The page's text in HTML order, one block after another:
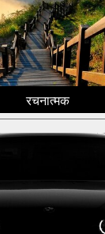
रचनात्मक